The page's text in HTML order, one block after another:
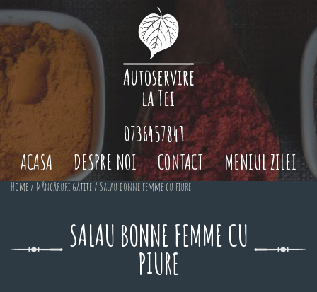
ACASA DESPRE NOI CONTACT MENIUL ZILEI
0736457841
Home / Mâncăruri gătite / Salau bonne femme cu piure
SALAU BONNE FEMME CU
PIURE